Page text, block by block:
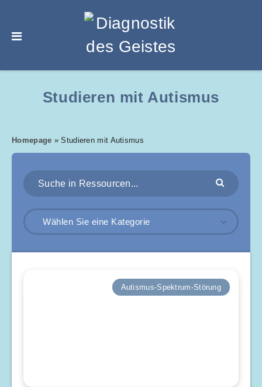
Studieren mit Autismus
Homepage »Studieren mit Autismus
Wählen Sie eine Kategorie
Autismus-Spektrum-Störung